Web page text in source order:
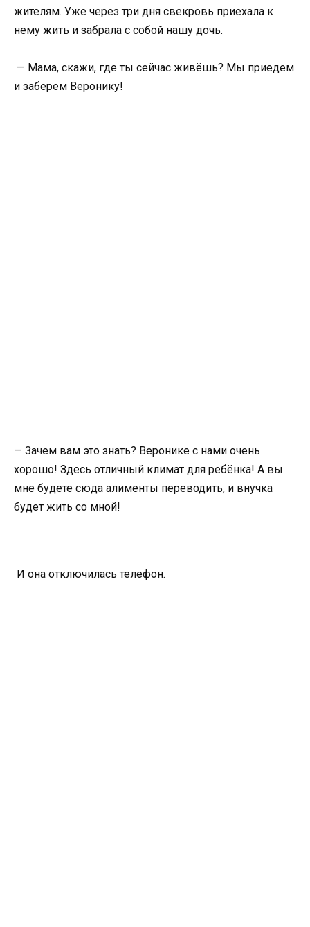
жителям. Уже через три дня свекровь приехала к
нему жить и забрала с собой нашу дочь.
— Мама, скажи, где ты сейчас живёшь? Мы приедем
и заберем Веронику!
— Зачем вам это знать? Веронике с нами очень
хорошо! Здесь отличный климат для ребёнка! А вы
мне будете сюда алименты переводить, и внучка
будет жить со мной!
И она отключилась телефон.